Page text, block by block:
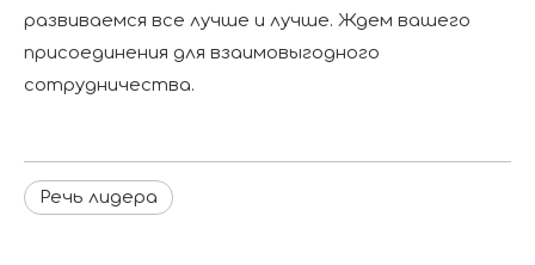
развиваемся все лучше и лучше. Ждем вашего
присоединения для взаимовыгодного
сотрудничества.
Речь лидера